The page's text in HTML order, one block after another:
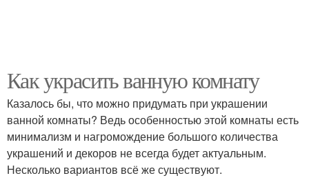
Как украсить ванную комнату
Казалось бы, что можно придумать при украшении
ванной комнаты? Ведь особенностью этой комнаты есть
минимализм и нагромождение большого количества
украшений и декоров не всегда будет актуальным.
Несколько вариантов всё же существуют.